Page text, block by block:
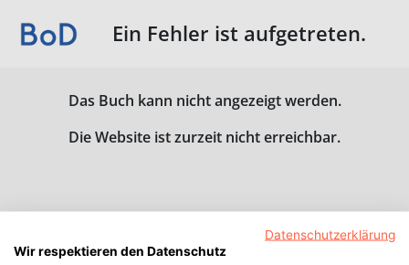
Ein Fehler ist aufgetreten.
Das Buch kann nicht angezeigt werden.
Die Website ist zurzeit nicht erreichbar.
Datenschutzerklärung
Wir respektieren den Datenschutz